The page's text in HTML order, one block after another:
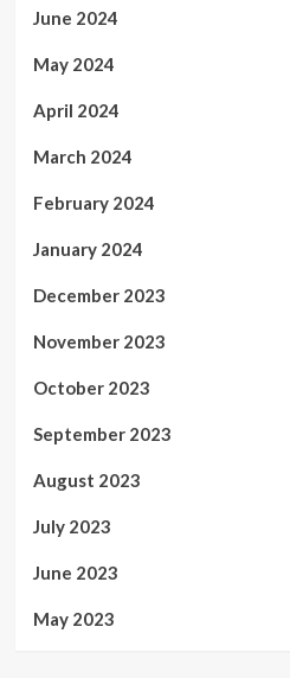
June 2024
May 2024
April 2024
March 2024
February 2024
January 2024
December 2023
November 2023
October 2023
September 2023
August 2023
July 2023
June 2023
May 2023